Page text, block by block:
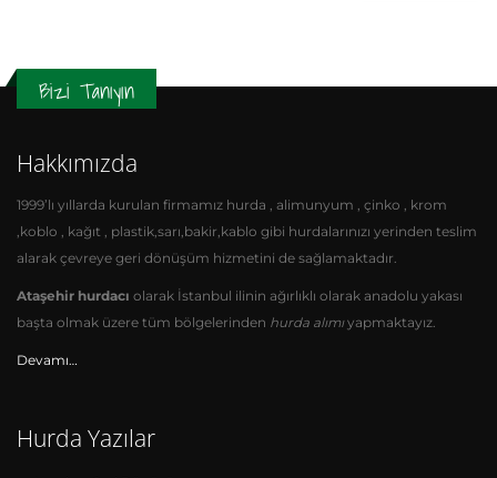
Bizi Tanıyın
Hakkımızda
1999’lı yıllarda kurulan firmamız hurda , alimunyum , çinko , krom
,koblo , kağıt , plastik,sarı,bakir,kablo gibi hurdalarınızı yerinden teslim
alarak çevreye geri dönüşüm hizmetini de sağlamaktadır.
Ataşehir hurdacı olarak İstanbul ilinin ağırlıklı olarak anadolu yakası
başta olmak üzere tüm bölgelerinden hurda alımıyapmaktayız.
Devamı…
Hurda Yazılar